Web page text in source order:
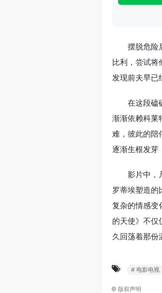
摆脱危险
比利，尝试将
发现前夫早已
在这段磕
渐渐依赖科莱
难，彼此的陪
逐渐生根发芽
影片中，
罗蒂埃塑造的
复杂的情感变
的天使》不仅
久回荡着那份
# 电影电视
© 版权声明